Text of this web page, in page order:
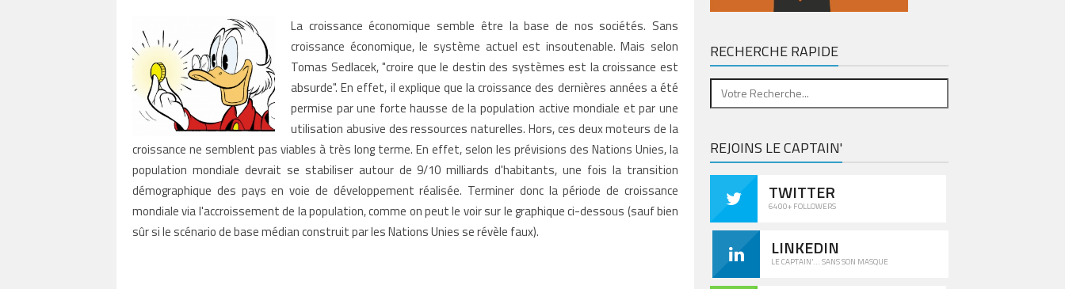
La croissance économique semble être la base de nos sociétés. Sans
croissance économique, le système actuel est insoutenable. Mais selon
Tomas Sedlacek, "croire que le destin des systèmes est la croissance est
absurde". En effet, il explique que la croissance des dernières années a été
permise par une forte hausse de la population active mondiale et par une
utilisation abusive des ressources naturelles. Hors, ces deux moteurs de la
croissance ne semblent pas viables à très long terme. En effet, selon les prévisions des Nations Unies, la
population mondiale devrait se stabiliser autour de 9/10 milliards d'habitants, une fois la transition
démographique des pays en voie de développement réalisée. Terminer donc la période de croissance
mondiale via l'accroissement de la population, comme on peut le voir sur le graphique ci-dessous (sauf bien
sûr si le scénario de base médian construit par les Nations Unies se révèle faux).
RECHERCHE RAPIDE
REJOINS LE CAPTAIN'
TWITTER
6400+ FOLLOWERS
LINKEDIN
LE CAPTAIN'... SANS SON MASQUE